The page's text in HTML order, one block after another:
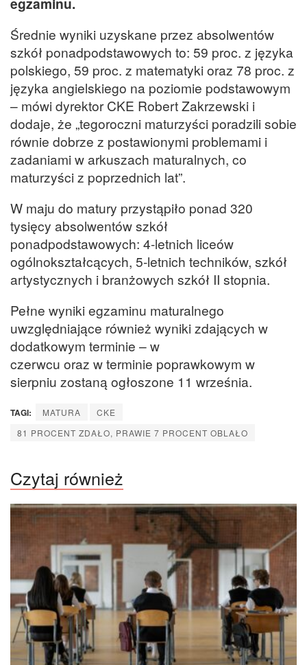
Średnie wyniki uzyskane przez absolwentów
szkół ponadpodstawowych to: 59 proc. z języka
polskiego, 59 proc. z matematyki oraz 78 proc. z
języka angielskiego na poziomie podstawowym
– mówi dyrektor CKE Robert Zakrzewski i
dodaje, że „tegoroczni maturzyści poradzili sobie
równie dobrze z postawionymi problemami i
zadaniami w arkuszach maturalnych, co
maturzyści z poprzednich lat”.
W maju do matury przystąpiło ponad 320
tysięcy absolwentów szkół
ponadpodstawowych: 4-letnich liceów
ogólnokształcących, 5-letnich techników, szkół
artystycznych i branżowych szkół II stopnia.
Pełne wyniki egzaminu maturalnego
uwzględniające również wyniki zdających w
dodatkowym terminie – w
czerwcu oraz w terminie poprawkowym w
sierpniu zostaną ogłoszone 11 września.
TAGI: MATURA
CKE
81 PROCENT ZDAŁO, PRAWIE 7 PROCENT OBLAŁO
Czytaj również